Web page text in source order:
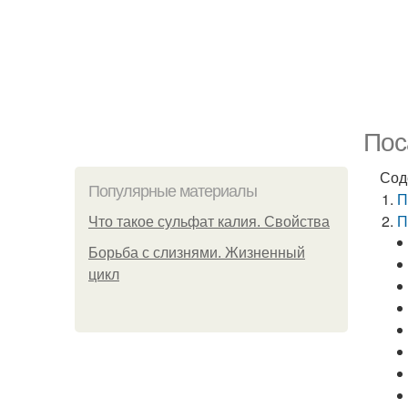
Популярные материалы
Что такое сульфат калия. Свойства
Борьба с слизнями. Жизненный
цикл